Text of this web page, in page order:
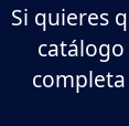
Si quieres
catálogo